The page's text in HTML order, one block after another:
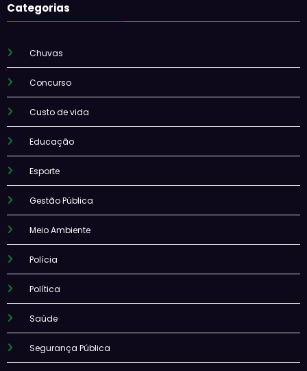
Categorias
Chuvas
Concurso
Custo de vida
Educação
Esporte
Gestão Pública
Meio Ambiente
Polícia
Política
Saúde
Segurança Pública